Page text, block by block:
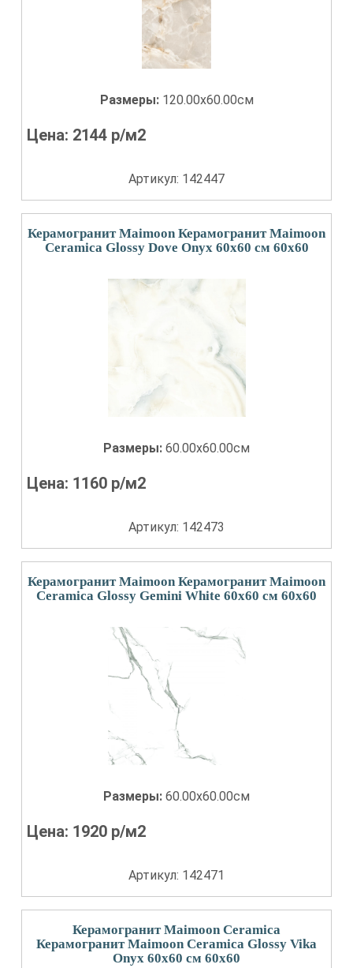
Размеры: 120.00x60.00см
Цена: 2144 р/м2
Артикул: 142447
Керамогранит Maimoon Керамогранит Maimoon
Ceramica Glossy Dove Onyx 60x60 см 60x60
Размеры: 60.00x60.00см
Цена: 1160 р/м2
Артикул: 142473
Керамогранит Maimoon Керамогранит Maimoon
Ceramica Glossy Gemini White 60x60 см 60x60
Размеры: 60.00x60.00см
Цена: 1920 р/м2
Артикул: 142471
Керамогранит Maimoon Ceramica
Керамогранит Maimoon Ceramica Glossy Vika
Onyx 60x60 см 60x60